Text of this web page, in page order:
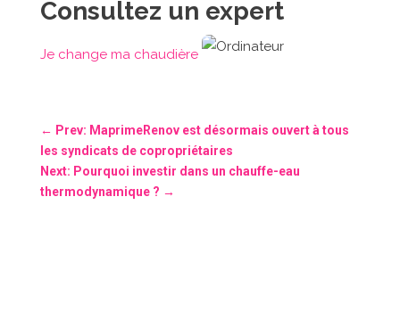
Consultez un expert
Je change ma chaudière
← Prev: MaprimeRenov est désormais ouvert à tous
les syndicats de copropriétaires
Next: Pourquoi investir dans un chauffe-eau
thermodynamique ? →